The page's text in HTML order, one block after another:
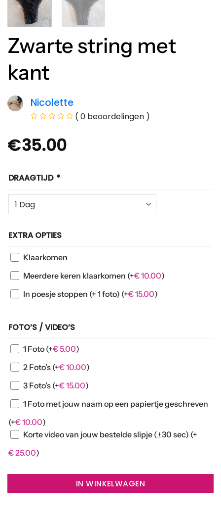
Zwarte string met
kant
Nicolette
( 0 beoordelingen )
€35.00
DRAAGTIJD *
EXTRA OPTIES
Klaarkomen
Meerdere keren klaarkomen (+€10.00)
In poesje stoppen (+ 1 foto) (+€15.00)
FOTO’S / VIDEO’S
1 Foto (+€5.00)
2 Foto’s (+€10.00)
3 Foto’s (+€15.00)
1 Foto met jouw naam op een papiertje geschreven
(+€10.00)
Korte video van jouw bestelde slipje (±30 sec) (+
€25.00)
IN WINKELWAGEN